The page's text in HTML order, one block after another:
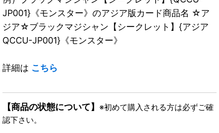
JP001}《モンスター》のアジア版カード商品名 ☆ア
ジア☆ブラックマジシャン【シークレット】{アジア
QCCU-JP001}《モンスター》
詳細は こちら
【商品の状態について】 ※初めて購入される方は必ずご確
認下さい。